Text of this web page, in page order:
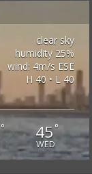
clear sky
25% humidity
wind: 4m/s ESE
H 40 • L 40
° 45°
WED